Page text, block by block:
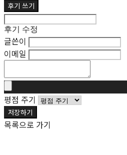
후기 쓰기
후기 수정
글쓴이
이메일
평점 주기
저장하기
목록으로 가기